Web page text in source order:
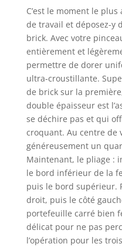
C’est le moment le
de travail et déposez-y
brick. Avec votre
entièrement et
permettre de dorer
ultra-croustillante.
de brick sur la
double épaisseur est
se déchire pas et qui
croquant. Au centre de
généreusement un
Maintenant, le pliage :
le bord inférieur de la
puis le bord supérieur.
droit, puis le côté
portefeuille carré bien
délicat pour ne pas
l’opération pour les